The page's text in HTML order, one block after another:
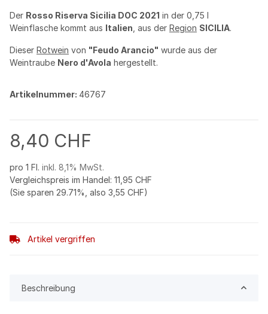
Der Rosso Riserva Sicilia DOC 2021 in der 0,75 l
Weinflasche kommt aus Italien , aus der Region SICILIA.
Dieser Rotwein von "Feudo Arancio" wurde aus der
Weintraube Nero d'Avola hergestellt.
Artikelnummer: 46767
8,40 CHF
pro 1 Fl. inkl. 8,1% MwSt.
Vergleichspreis im Handel: 11,95 CHF
(Sie sparen 29.71% , also 3,55 CHF)
Artikel vergriffen
Beschreibung